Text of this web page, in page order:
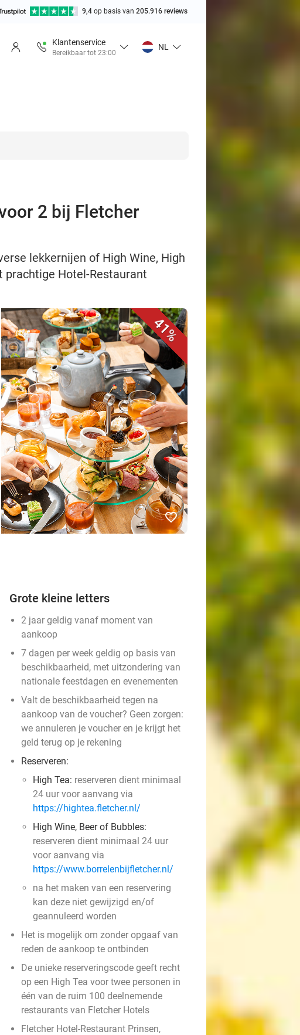
9,4 op basis van 205.916 reviews
Klantenservice
Bereikbaar tot 23:00
NL
2 bij Fletcher
lekkernijen of High Wine, High
prachtige Hotel-Restaurant
41%
favorite_border
Grote kleine letters
2 jaar geldig vanaf moment van
aankoop
7 dagen per week geldig op basis van
beschikbaarheid, met uitzondering van
nationale feestdagen en evenementen
Valt de beschikbaarheid tegen na
aankoop van de voucher? Geen zorgen:
we annuleren je voucher en je krijgt het
geld terug op je rekening
Reserveren:
High Tea: ​ reserveren dient minimaal
24 uur voor aanvang via
https://hightea.fletcher.nl/
High Wine, Beer of Bubbles:
reserveren dient minimaal 24 uur
voor aanvang via
https://www.borrelenbijfletcher.nl/
na het maken van een reservering
kan deze niet gewijzigd en/of
geannuleerd worden
Het is mogelijk om zonder opgaaf van
reden de aankoop te ontbinden
De unieke reserveringscode geeft recht
op een High Tea voor twee personen in
één van de ruim 100 deelnemende
restaurants van Fletcher Hotels
Fletcher Hotel-Restaurant Prinsen,